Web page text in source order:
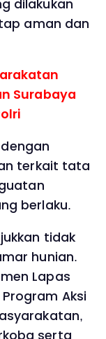
dilakukan
aman dan
Surabaya
terkait tata
berlaku.
tidak
hunian.
Lapas
Aksi
serta